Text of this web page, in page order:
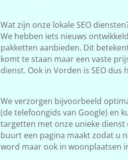
Wat zijn onze lokale SEO
We hebben iets nieuws
pakketten aanbieden. Dit
komt te staan maar een vaste
dienst. Ook in Vorden is SEO dus
We verzorgen bijvoorbeeld
(de telefoongids van Google) en
targetten met onze unieke
buurt een pagina maakt zodat u
word maar ook in woonplaatsen